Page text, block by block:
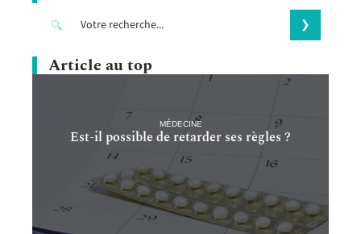
Article au top
MÉDECINE
Est-il possible de retarder ses règles ?